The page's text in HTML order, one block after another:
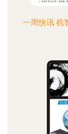
一周快讯 机